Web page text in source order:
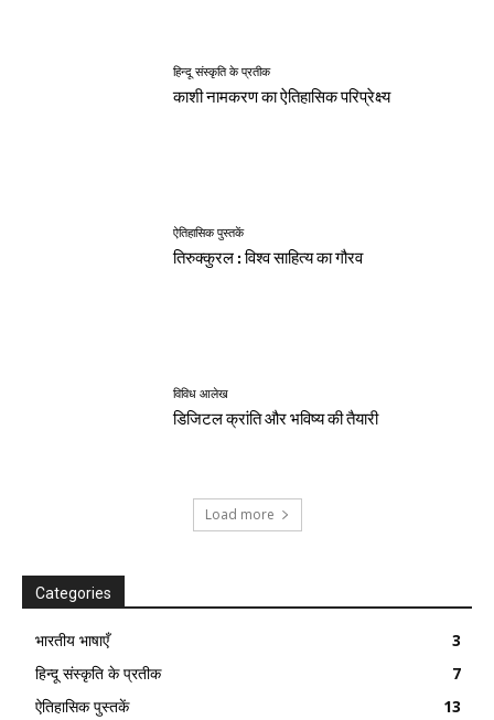
हिन्दू संस्कृति के प्रतीक
काशी नामकरण का ऐतिहासिक परिप्रेक्ष्य
ऐतिहासिक पुस्तकें
तिरुक्कुरल : विश्व साहित्य का गौरव
विविध आलेख
डिजिटल क्रांति और भविष्य की तैयारी
Load more
Categories
भारतीय भाषाएँ
3
हिन्दू संस्कृति के प्रतीक
7
ऐतिहासिक पुस्तकें
13